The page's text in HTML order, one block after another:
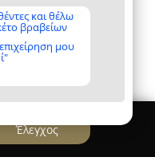
και θέλω
βραβείων
μου
Έλεγχος